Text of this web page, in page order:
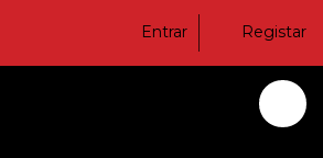
Entrar Registar